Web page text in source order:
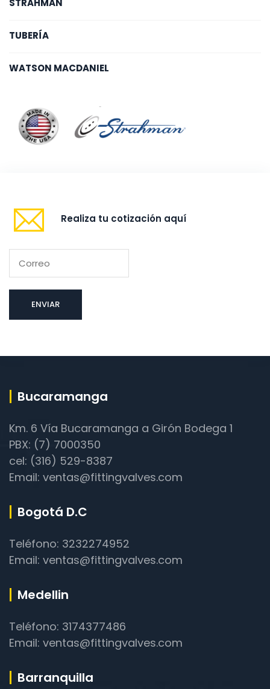
TUBERÍA
WATSON MACDANIEL
Realiza tu cotización aquí
Bucaramanga
Km. 6 Vía Bucaramanga a Girón Bodega 1
PBX: (7) 7000350
cel: (316) 529-8387
Email: ventas@fittingvalves.com
Bogotá D.C
Teléfono: 3232274952
Email: ventas@fittingvalves.com
Medellin
Teléfono: 3174377486
Email: ventas@fittingvalves.com
Barranquilla